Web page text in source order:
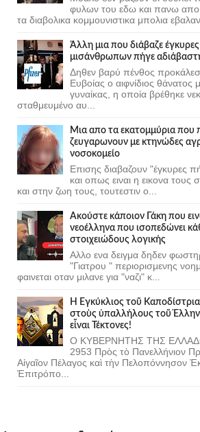
φυλων του εδω και πανω απο
τα διαβολικα κομμουνιστικα μπολια
Άλλη μια που διάβαζε
μισάνθρωπων πήγε
Δηθεν βαρύ πένθος
Ευβοίας ο αιφνίδιος θάνατος
γυναίκας, η οποία βρέθηκε
σταθμευμένο αυ...
Μια απο τα εκατομμύρια που
ζευγαρωνουν με κτηνώδες
νοσοκομείο
Επισης διαβαζουν "έγκυρες
και οπως ειναι η εικονα τους
και στην ζωη τους, τουτεστιν ο...
Ακούστε κάποιον Γάκη που
νεοέλληνα που ισοπεδώνει
στοιχειώδους λογικής
Αλλο ενα δειγμα δηδεν
"Γιατρου " περιορισμενης
φαινεται οταν μιλανε για "ναζι" κ...
Ἡ Ἐγκύκλιος τοῦ
στοὺς ὑπαλλήλους τοῦ
εἶναι Τέκτονες!
Ο ΚΥΒΕΡΝΗΤΗΣ ΤΗΣ
2953 Πρὸς τὸ Πανελλήνιον
Αἰγαῖον Πέλαγος καὶ τὴν Πελοπόννησον
Ἐπιτρόπο...